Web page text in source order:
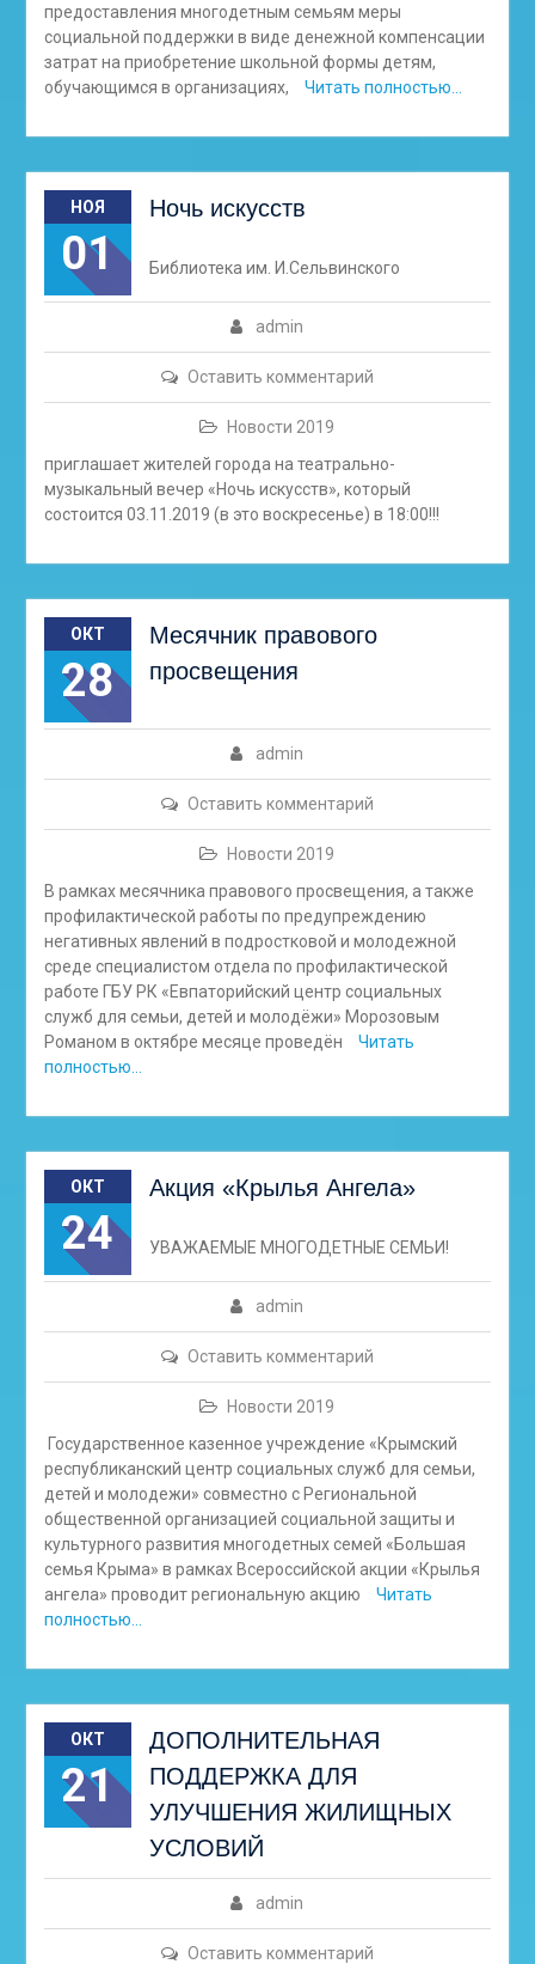
предоставления многодетным семьям меры
социальной поддержки в виде денежной компенсации
затрат на приобретение школьной формы детям,
обучающимся в организациях,
Читать полностью…
НОЯ
01
Ночь искусств
admin
Оставить комментарий
Новости 2019
Библиотека им. И.Сельвинского
приглашает жителей города на театрально-
музыкальный вечер «Ночь искусств», который
состоится 03.11.2019 (в это воскресенье) в 18:00!!!
ОКТ
28
Месячник правового
просвещения
admin
Оставить комментарий
Новости 2019
В рамках месячника правового просвещения, а также
профилактической работы по предупреждению
негативных явлений в подростковой и молодежной
среде специалистом отдела по профилактической
работе ГБУ РК «Евпаторийский центр социальных
служб для семьи, детей и молодёжи» Морозовым
Романом в октябре месяце проведён
Читать
полностью…
ОКТ
24
Акция «Крылья Ангела»
admin
Оставить комментарий
Новости 2019
УВАЖАЕМЫЕ МНОГОДЕТНЫЕ СЕМЬИ!
Государственное казенное учреждение «Крымский
республиканский центр социальных служб для семьи,
детей и молодежи» совместно с Региональной
общественной организацией социальной защиты и
культурного развития многодетных семей «Большая
семья Крыма» в рамках Всероссийской акции «Крылья
ангела» проводит региональную акцию
Читать
полностью…
ОКТ
21
ДОПОЛНИТЕЛЬНАЯ
ПОДДЕРЖКА ДЛЯ
УЛУЧШЕНИЯ ЖИЛИЩНЫХ
УСЛОВИЙ
admin
Оставить комментарий